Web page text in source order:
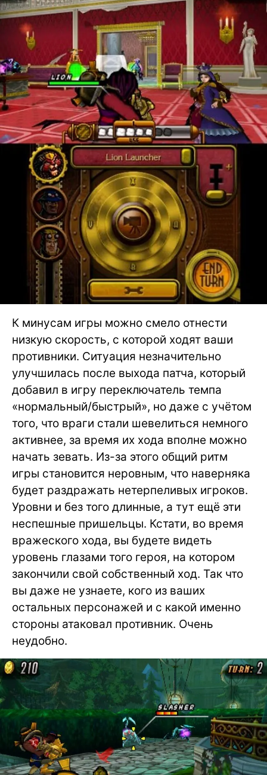
К минусам игры можно смело отнести
низкую скорость, с которой ходят ваши
противники. Ситуация незначительно
улучшилась после выхода патча, который
добавил в игру переключатель темпа
«нормальный/быстрый», но даже с учётом
того, что враги стали шевелиться немного
активнее, за время их хода вполне можно
начать зевать. Из-за этого общий ритм
игры становится неровным, что наверняка
будет раздражать нетерпеливых игроков.
Уровни и без того длинные, а тут ещё эти
неспешные пришельцы. Кстати, во время
вражеского хода, вы будете видеть
уровень глазами того героя, на котором
закончили свой собственный ход. Так что
вы даже не узнаете, кого из ваших
остальных персонажей и с какой именно
стороны атаковал противник. Очень
неудобно.